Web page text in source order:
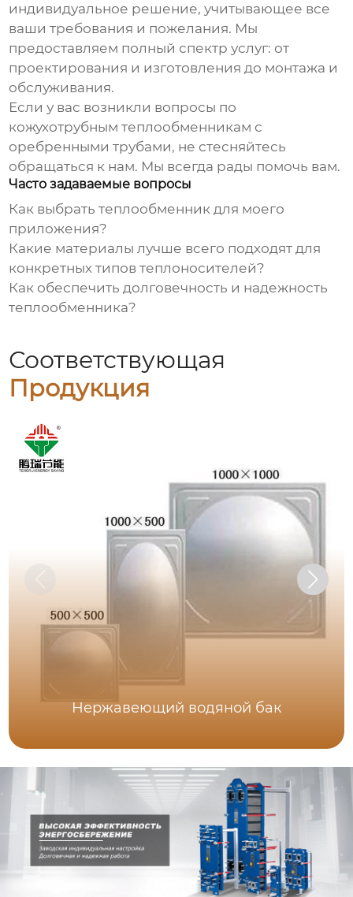
индивидуальное решение, учитывающее все
ваши требования и пожелания. Мы
предоставляем полный спектр услуг: от
проектирования и изготовления до монтажа и
обслуживания.
Если у вас возникли вопросы по
кожухотрубным теплообменникам с
оребренными трубами, не стесняйтесь
обращаться к нам. Мы всегда рады помочь вам.
Часто задаваемые вопросы
Как выбрать теплообменник для моего
приложения?
Какие материалы лучше всего подходят для
конкретных типов теплоносителей?
Как обеспечить долговечность и надежность
теплообменника?
Соответствующая
Продукция
Нержавеющий водяной бак